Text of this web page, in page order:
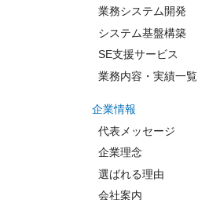
業務システム開発
システム基盤構築
SE支援サービス
業務内容・実績一覧
企業情報
代表メッセージ
企業理念
選ばれる理由
会社案内